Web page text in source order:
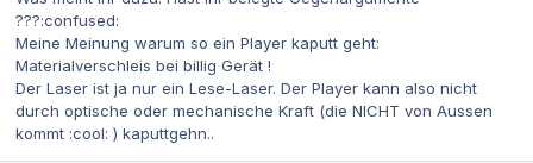
???:confused:
Meine Meinung warum so ein Player kaputt geht:
Materialverschleis bei billig Gerät !
Der Laser ist ja nur ein Lese-Laser. Der Player kann also nicht
durch optische oder mechanische Kraft (die NICHT von Aussen
kommt :cool: ) kaputtgehn..